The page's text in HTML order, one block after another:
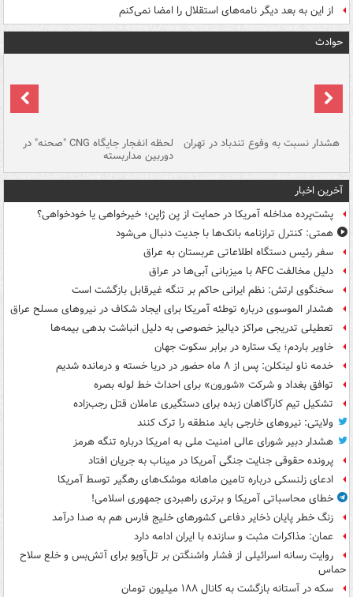
از این به بعد دیگر نامه‌های استقلال را امضا نمی‌کنم
حوادث
هشدار نسبت به وفوع تندباد در تهران لحظه انفجار جایگاه CNG "صحنه" در
دوربین مداربسته
آخرین اخبار
پشت‌پرده مداخله آمریکا در حمایت از یِن ژاپن؛ خیرخواهی یا خودخواهی؟
همتی: کنترل ترازنامه بانک‌ها با جدیت دنبال می‌شود
سفر رئیس دستگاه اطلاعاتی عربستان به عراق
دلیل مخالفت AFC با میزبانی آبی‌ها در عراق
سخنگوی ارتش: نظم ایرانی حاکم بر تنگه غیرقابل بازگشت است
هشدار الموسوی درباره توطئه آمریکا برای ایجاد شکاف در نیروهای مسلح عراق
تعطیلی تدریجی مراکز دیالیز خصوصی به دلیل انباشت بدهی بیمه‌ها
خاویر باردم؛ یک ستاره در برابر سکوت جهان
خدمه ناو لینکلن: پس از ۸ ماه حضور در دریا خسته و درمانده‌ شدیم
توافق بغداد و شرکت «شورون» برای احداث خط لوله بصره
تشکیل تیم کارآگاهان زبده برای دستگیری عاملان قتل رجب‌زاده
ولایتی: نیروهای خارجی باید منطقه را ترک کنند
هشدار دبیر شورای عالی امنیت ملی به امریکا درباره تنگه هرمز
پرونده حقوقی جنایت جنگی آمریکا در میناب به جریان افتاد
ادعای زلنسکی درباره تامین ماهانه موشک‌های رهگیر توسط آمریکا
خطای محاسباتی آمریکا و برتری راهبردی جمهوری اسلامی!
زنگ خطر پایان ذخایر دفاعی کشورهای خلیج فارس هم به صدا درآمد
عمان: مذاکرات مثبت و سازنده با ایران ادامه دارد
روایت رسانه اسرائیلی از فشار واشنگتن بر تل‌آویو برای آتش‌بس و خلع سلاح
حماس
سکه در آستانه بازگشت به کانال ۱۸۸ میلیون تومان